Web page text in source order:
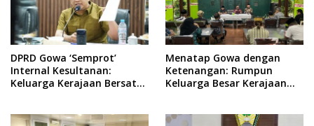
DPRD Gowa ‘Semprot’
Internal Kesultanan:
Keluarga Kerajaan Bersatu
Menatap Gowa dengan
Ketenangan: Rumpun
Keluarga Besar Kerajaan
Jalur Musyawarah,